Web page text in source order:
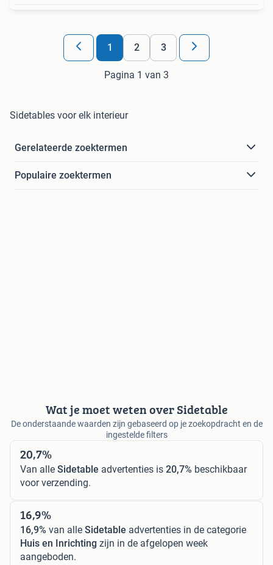
1 2 3
Pagina 1 van 3
Sidetables voor elk interieur
Gerelateerde zoektermen
Populaire zoektermen
Wat je moet weten over Sidetable
De onderstaande waarden zijn gebaseerd op je zoekopdracht en de
ingestelde filters
20,7%
Van alle Sidetable advertenties is 20,7% beschikbaar
voor verzending.
16,9%
16,9% van alle Sidetable advertenties in de categorie
Huis en Inrichting zijn in de afgelopen week
aangeboden.